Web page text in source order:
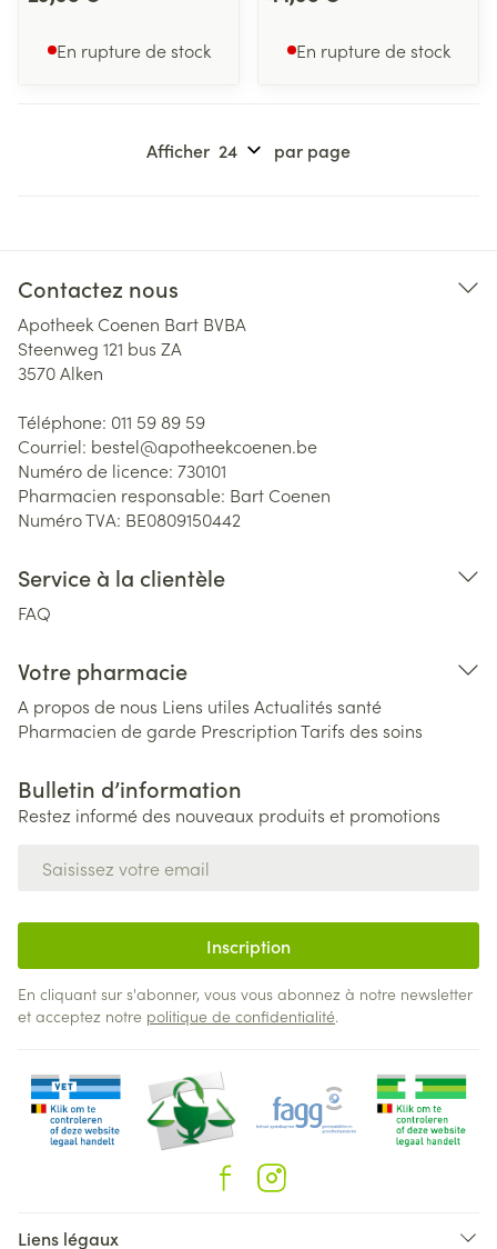
En rupture de stock En rupture de stock
Afficher par page
Contactez nous
Apotheek Coenen Bart BVBA
Steenweg 121 bus ZA
3570Alken
Téléphone: 011 59 89 59
Courriel: bestel@apotheekcoenen.be
Numéro de licence: 730101
Pharmacien responsable: Bart Coenen
Numéro TVA: BE0809150442
Service à la clientèle
FAQ
Votre pharmacie
A propos de nous Liens utiles Actualités santé
Pharmacien de garde PrescriptionTarifs des soins
Bulletin d’information
Restez informé des nouveaux produits et promotions
Inscription
En cliquant sur s'abonner, vous vous abonnez à notre newsletter
et acceptez notre politique de confidentialité.
Liens légaux